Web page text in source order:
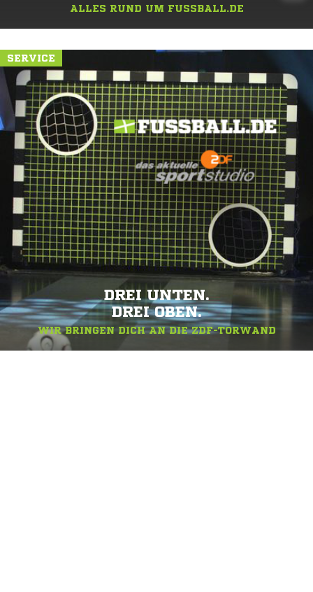
ALLES RUND UM FUSSBALL.DE
SERVICE
DREI UNTEN.
DREI OBEN.
WIR BRINGEN DICH AN DIE ZDF-TORWAND